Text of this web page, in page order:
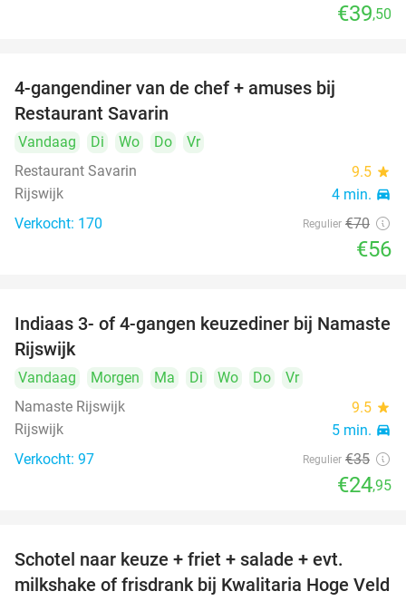
€39,50
4-gangendiner van de chef + amuses bij
Restaurant Savarin
Vandaag Di Wo Do
Vr
Restaurant Savarin
9.5 star
Rijswijk 4 min. directions_car
Verkocht: 170 Regulier €70
€56
29%
Indiaas 3- of 4-gangen keuzediner bij Namaste
Rijswijk
Vandaag Morgen Ma Di Wo Do
Vr
Namaste Rijswijk
9.5 star
Rijswijk 5 min. directions_car
Verkocht: 97 Regulier €35
€24,95
Schotel naar keuze + friet + salade + evt.
milkshake of frisdrank bij Kwalitaria Hoge Veld